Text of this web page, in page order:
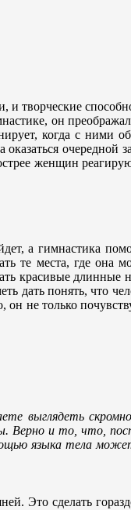
творческие
он
когда с ними
очередной
женщин
а гимнастика
те места, где она
красивые
дать понять, что
не только
выглядеть
Верно и то, что,
языка тела
Это сделать